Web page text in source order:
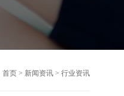
首页 > 新闻资讯 > 行业资讯